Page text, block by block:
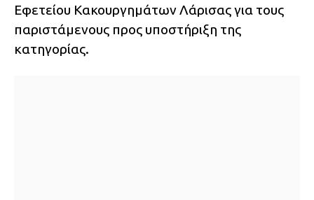
Εφετείου Κακουργημάτων Λάρισας για τους
παριστάμενους προς υποστήριξη της
κατηγορίας.